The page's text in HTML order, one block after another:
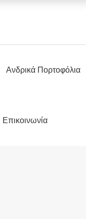
Ανδρικά Πορτοφόλια
Επικοινωνία